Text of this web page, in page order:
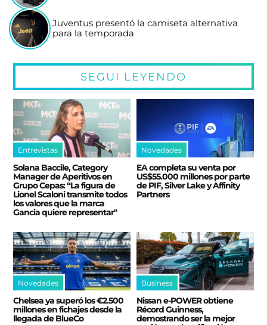
Juventus presentó la camiseta alternativa
para la temporada
SEGUÍ LEYENDO
Entrevistas
Solana Baccile, Category
Manager de Aperitivos en
Grupo Cepas: “La figura de
Lionel Scaloni transmite todos
los valores que la marca
Gancia quiere representar"
Novedades
EA completa su venta por
US$55.000 millones por parte
de PIF, Silver Lake y Affinity
Partners
Novedades
Chelsea ya superó los €2.500
millones en fichajes desde la
llegada de BlueCo
Business
Nissan e‑POWER obtiene
Récord Guinness,
demostrando ser la mejor